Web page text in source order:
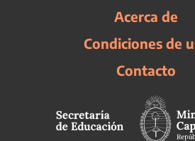
Acerca de
Condiciones de
Contacto